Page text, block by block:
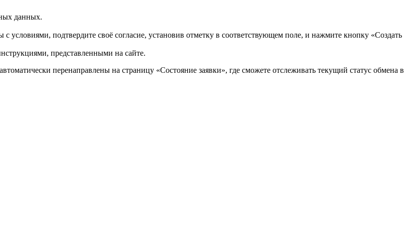
данных.
условиями, подтвердите своё согласие, установив отметку в соответствующем поле, и нажмите кнопку «Создать
представленными на сайте.
перенаправлены на страницу «Состояние заявки», где сможете отслеживать текущий статус обмена в